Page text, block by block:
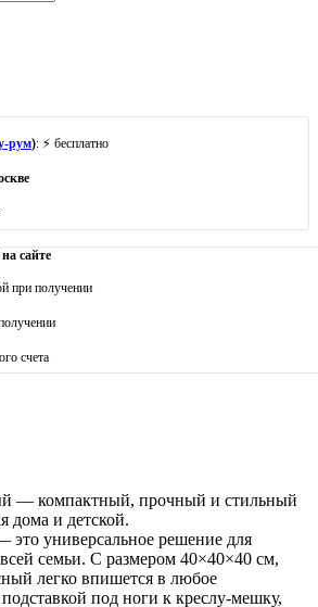
рум): ⚡ бесплатно
сайте
при получении
счета
— компактный, прочный и стильный
дома и детской.
универсальное решение для
семьи. С размером 40×40×40 см,
легко впишется в любое
подставкой под ноги к креслу-мешку,